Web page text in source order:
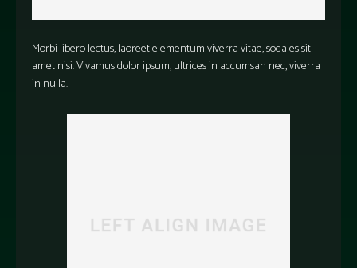
Morbi libero lectus, laoreet elementum viverra vitae, sodales sit
amet nisi. Vivamus dolor ipsum, ultrices in accumsan nec, viverra
in nulla.